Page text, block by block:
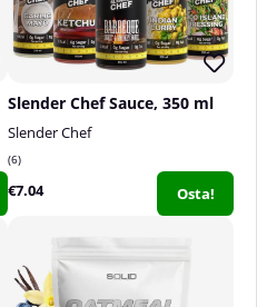
Slender Chef Sauce, 350 ml
Slender Chef
6
€7.04 Osta!